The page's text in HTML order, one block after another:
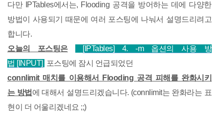
다만 IPTables에서는, Flooding 공격을 방어하는 데에 다양한
방법이 사용되기 때문에 여러 포스팅에 나눠서 설명드리려고
합니다.
오늘의 포스팅은
[IPTables] 4. -m 옵션의 사용 방
법 [INPUT]
포스팅에 잠시 언급되었던
connlimit 매치를 이용해서 Flooding 공격 피해를 완화시키
는 방법 에 대해서 설명드리겠습니다. (connlimit는 완화라는 표
현이 더 어울리겠네요 ;;)